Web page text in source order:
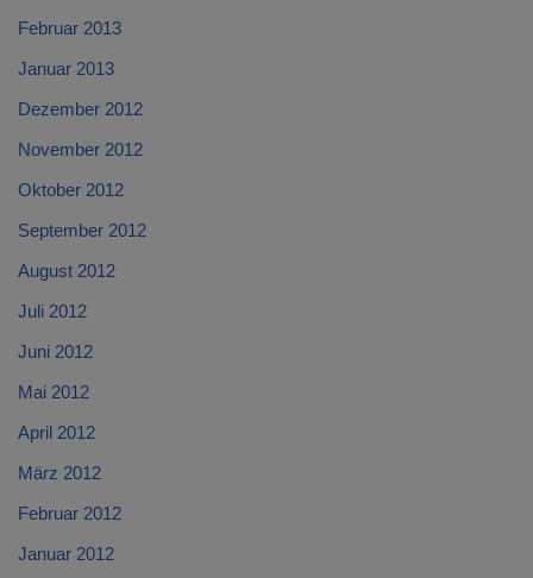
Februar 2013
Januar 2013
Dezember 2012
November 2012
Oktober 2012
September 2012
August 2012
Juli 2012
Juni 2012
Mai 2012
April 2012
März 2012
Februar 2012
Januar 2012